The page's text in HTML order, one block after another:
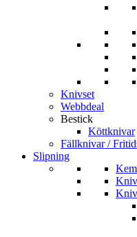
Knivset
Webbdeal
Bestick
Köttknivar
Fällknivar /
Slipning